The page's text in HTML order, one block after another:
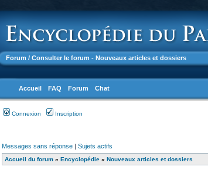
Forum / Consulter le forum - Nouveaux articles et dossiers
Accueil FAQ Forum Chat
Connexion Inscription
Messages sans réponse| Sujets actifs
Accueil du forum» Encyclopédie» Nouveaux articles et dossiers